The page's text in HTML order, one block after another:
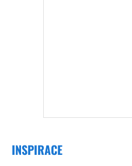
INSPIRACE